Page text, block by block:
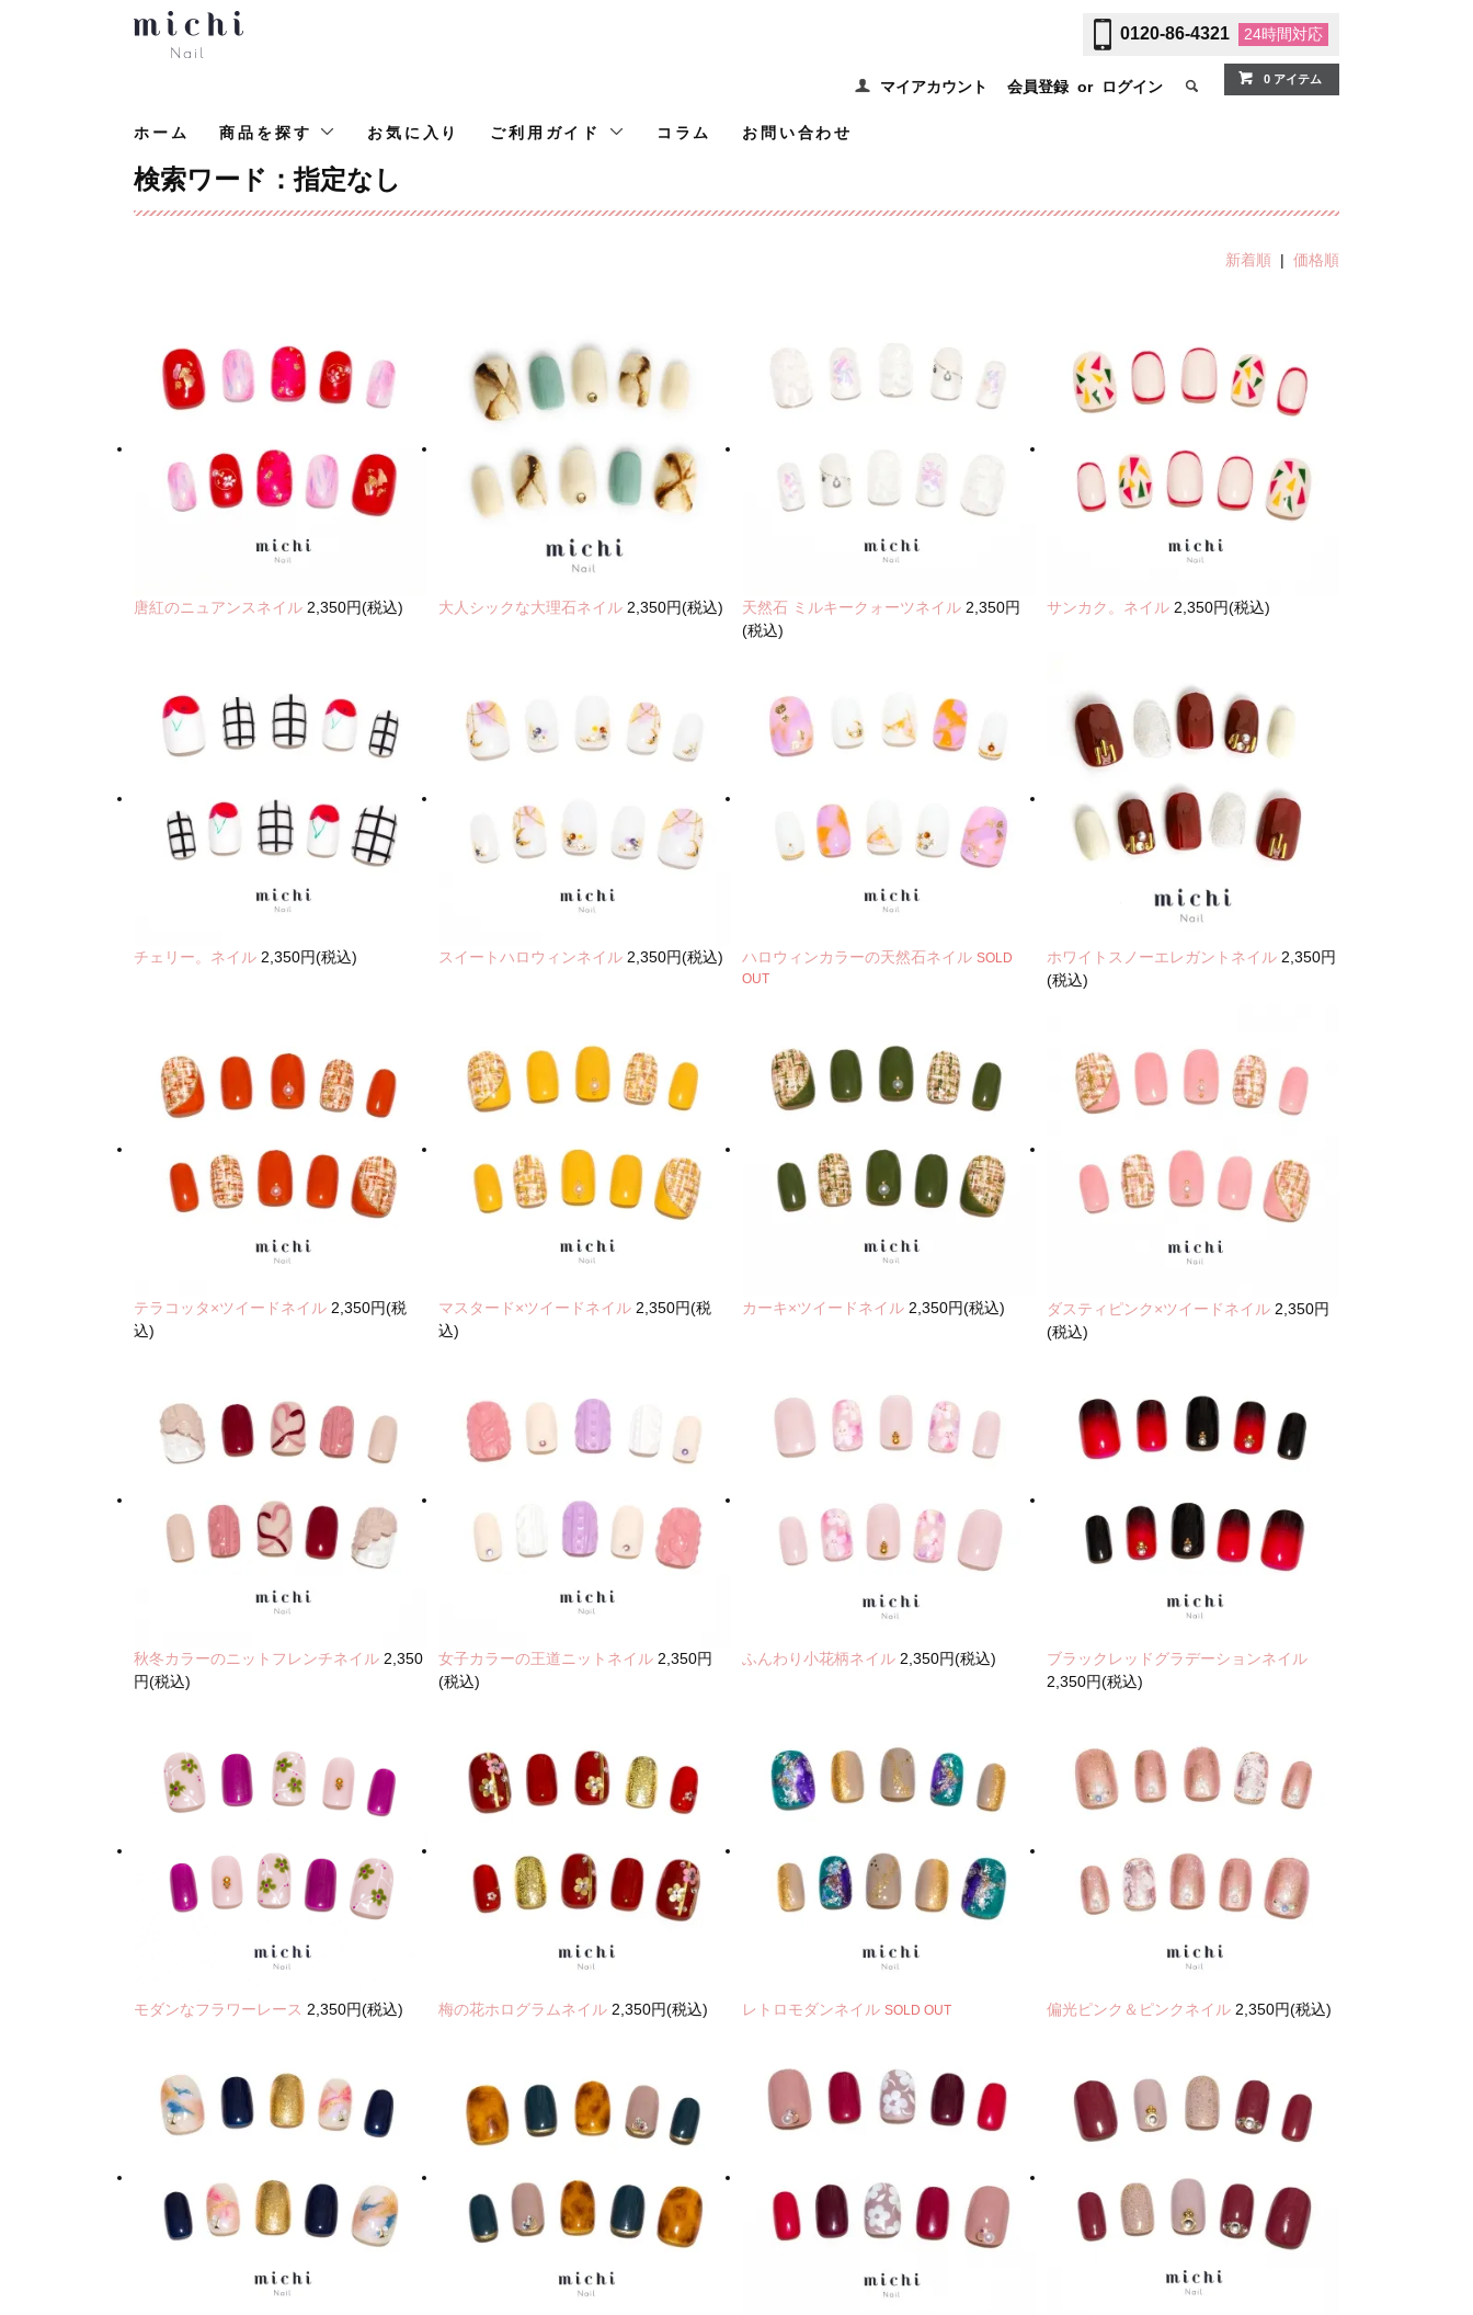
0120-86-4321 24時間対応
マイアカウント 会員登録 or ログイン 0 アイテム
ホーム 商品を探す お気に入り ご利用ガイド コラム お問い合わせ
検索ワード：指定なし
新着順 | 価格順
唐紅のニュアンスネイル 2,350円(税込) 大人シックな大理石ネイル 2,350円(税込) 天然石 ミルキークォーツネイル 2,350円
(税込)
サンカク。ネイル 2,350円(税込)
チェリー。ネイル 2,350円(税込) スイートハロウィンネイル 2,350円(税込) ハロウィンカラーの天然石ネイル SOLD
OUT
ホワイトスノーエレガントネイル 2,350円
(税込)
テラコッタ×ツイードネイル 2,350円(税
込)
マスタード×ツイードネイル 2,350円(税
込)
カーキ×ツイードネイル 2,350円(税込) ダスティピンク×ツイードネイル 2,350円
(税込)
秋冬カラーのニットフレンチネイル 2,350
円(税込)
女子カラーの王道ニットネイル 2,350円
(税込)
ふんわり小花柄ネイル 2,350円(税込)
ブラックレッドグラデーションネイル
2,350円(税込)
モダンなフラワーレース 2,350円(税込) 梅の花ホログラムネイル 2,350円(税込) レトロモダンネイル SOLD OUT 偏光ピンク＆ピンクネイル 2,350円(税込)